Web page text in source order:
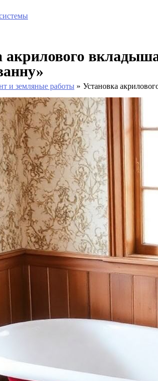
акрилового
и земляные работы Установка